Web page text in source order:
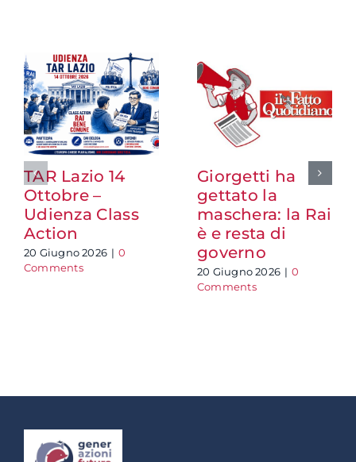
TAR Lazio 14
Ottobre –
Udienza Class
Action
20 Giugno 2026 | 0
Comments
Giorgetti ha
gettato la
maschera: la Rai
è e resta di
governo
20 Giugno 2026 | 0
Comments